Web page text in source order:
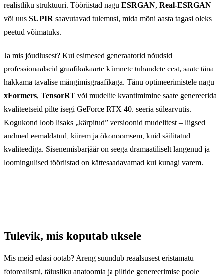
realistliku struktuuri. Tööriistad nagu ESRGAN, Real-ESRGAN
või uus SUPIR saavutavad tulemusi, mida mõni aasta tagasi oleks
peetud võimatuks.
Ja mis jõudlusest? Kui esimesed generaatorid nõudsid
professionaalseid graafikakaarte kümnete tuhandete eest, saate täna
hakkama tavalise mängimisgraafikaga. Tänu optimeerimistele nagu
xFormers, TensorRT või mudelite kvantimimine saate genereerida
kvaliteetseid pilte isegi GeForce RTX 40. seeria sülearvutis.
Kogukond loob lisaks „kärpitud” versioonid mudelitest – liigsed
andmed eemaldatud, kiirem ja ökonoomsem, kuid säilitatud
kvaliteediga. Sisenemisbarjäär on seega dramaatiliselt langenud ja
loomingulised tööriistad on kättesaadavamad kui kunagi varem.
Tulevik, mis koputab uksele
Mis meid edasi ootab? Areng suundub reaalsusest eristamatu
fotorealismi, täiusliku anatoomia ja piltide genereerimise poole